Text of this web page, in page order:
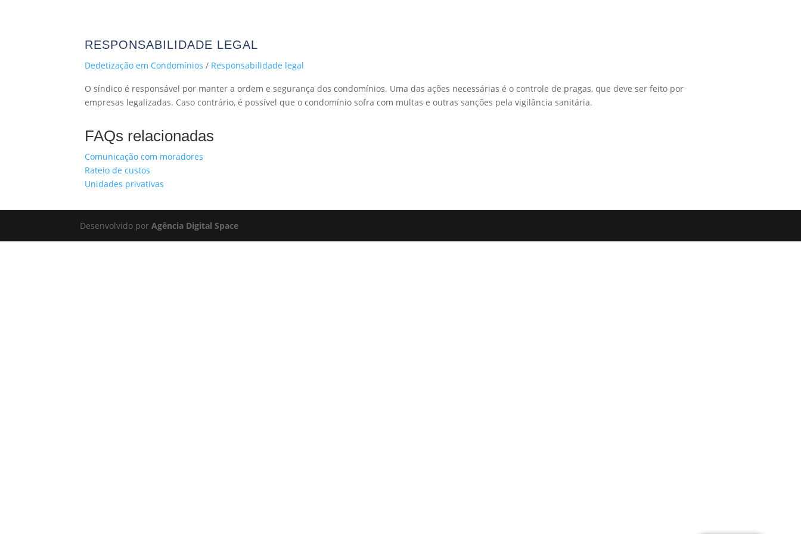
RESPONSABILIDADE LEGAL
Dedetização em Condomínios / Responsabilidade legal
O síndico é responsável por manter a ordem e segurança dos condomínios. Uma das ações necessárias é o controle de pragas, que deve ser feito por
empresas legalizadas. Caso contrário, é possível que o condomínio sofra com multas e outras sanções pela vigilância sanitária.
FAQs relacionadas
Comunicação com moradores
Rateio de custos
Unidades privativas
Desenvolvido porAgência Digital Space